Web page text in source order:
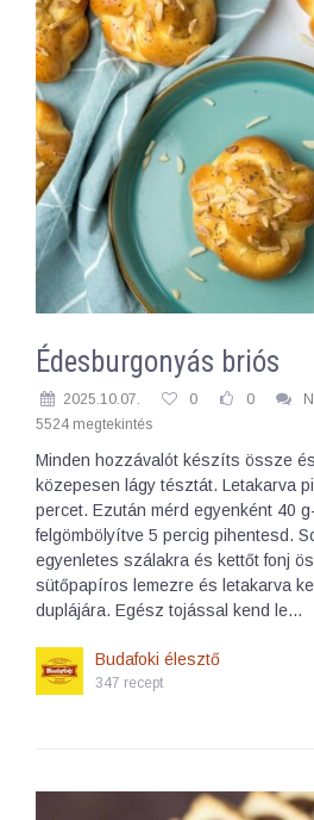
Édesburgonyás briós
2025.10.07. 0 0
5524 megtekintés
Minden hozzávalót készíts össze
közepesen lágy tésztát. Letakarva
percet. Ezután mérd egyenként 40
felgömbölyítve 5 percig pihentesd.
egyenletes szálakra és kettőt fonj
sütőpapíros lemezre és letakarva
duplájára. Egész tojással kend le…
Budafoki élesztő
347 recept